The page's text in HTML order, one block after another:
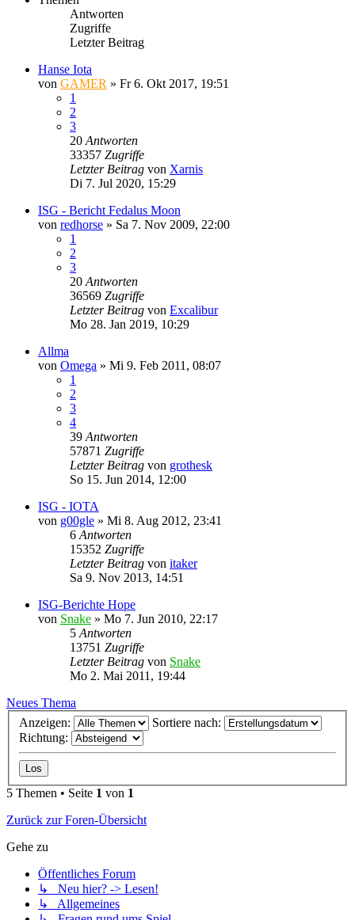
Antworten
Zugriffe
Letzter Beitrag
Hanse Iota
von GAMER » Fr 6. Okt 2017, 19:51
1
2
3
20 Antworten
33357 Zugriffe
Letzter Beitrag von Xarnis
Di 7. Jul 2020, 15:29
ISG - Bericht Fedalus Moon
von redhorse » Sa 7. Nov 2009, 22:00
1
2
3
20 Antworten
36569 Zugriffe
Letzter Beitrag von Excalibur
Mo 28. Jan 2019, 10:29
Allma
von Omega » Mi 9. Feb 2011, 08:07
1
2
3
4
39 Antworten
57871 Zugriffe
Letzter Beitrag von grothesk
So 15. Jun 2014, 12:00
ISG - IOTA
von g00gle » Mi 8. Aug 2012, 23:41
6 Antworten
15352 Zugriffe
Letzter Beitrag von itaker
Sa 9. Nov 2013, 14:51
ISG-Berichte Hope
von Snake » Mo 7. Jun 2010, 22:17
5 Antworten
13751 Zugriffe
Letzter Beitrag von Snake
Mo 2. Mai 2011, 19:44
Neues Thema
Anzeigen:
Sortiere nach:
Richtung:
5 Themen • Seite 1 von 1
Zurück zur Foren-Übersicht
Gehe zu
Öffentliches Forum
↳ Neu hier? -> Lesen!
↳ Allgemeines